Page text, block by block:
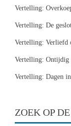
Vertelling:
Vertelling: De
Vertelling: Verliefd
Vertelling: Ontijdig
Vertelling: Dagen
ZOEK OP